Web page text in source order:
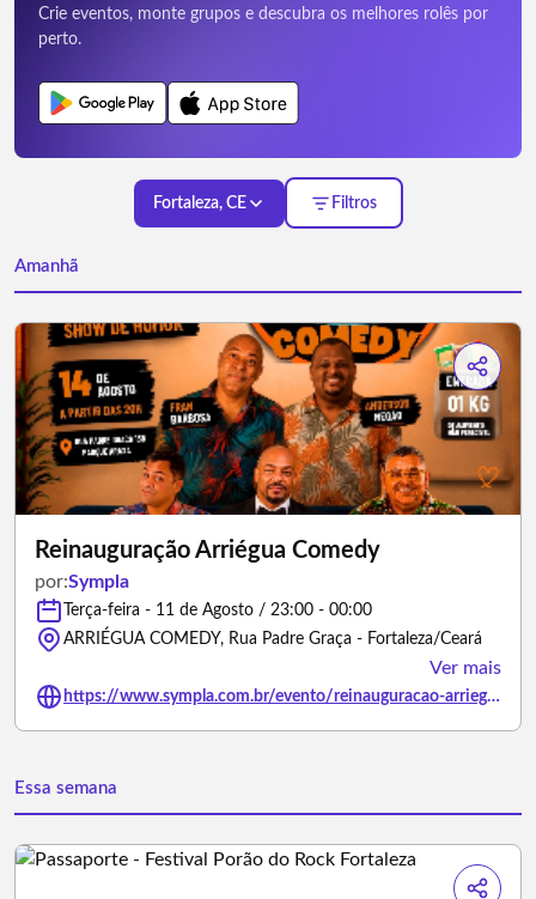
Crie eventos, monte grupos e descubra os melhores rolês por
perto.
Fortaleza, CE Filtros
Amanhã
Reinauguração Arriégua Comedy
por:Sympla
Terça-feira - 11 de Agosto / 23:00 - 00:00
ARRIÉGUA COMEDY, Rua Padre Graça - Fortaleza/Ceará
Ver mais
https://www.sympla.com.br/evento/reinauguracao-arriegua-comedy/3499142
Essa semana